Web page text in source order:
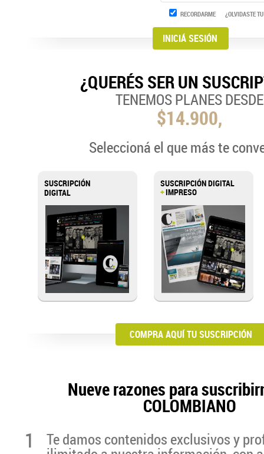
RECORDARME ¿OLVIDASTE TU
¿QUERÉS SER UN
TENEMOS PLANES DESDE
$14.900,
Seleccioná el que más te
SUSCRIPCIÓN
DIGITAL
SUSCRIPCIÓN DIGITAL
+IMPRESO
COMPRA AQUÍ TU SUSCRIPCIÓN
Nueve razones para
COLOMBIANO
1 Te damos contenidos exclusivos y